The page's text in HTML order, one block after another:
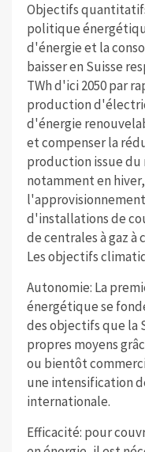
Objectifs
politique
d'énergie et la
baisser en Suisse
TWh d'ici 2050 par
production
d'énergie
et compenser la
production issue du
notamment en
d'installations de
de centrales à gaz à
Les objectifs
Autonomie: La
énergétique se
des objectifs que la
propres moyens
ou bientôt
une intensification
internationale.
Efficacité: pour